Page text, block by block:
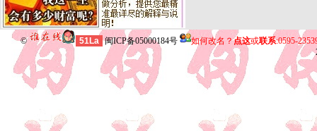
© 51La 闽ICP备05000184号 如何改名？点这或联系:0595-